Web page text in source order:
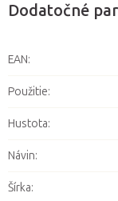
Dodatočné
EAN:
Použitie:
Hustota:
Návin:
Šírka: